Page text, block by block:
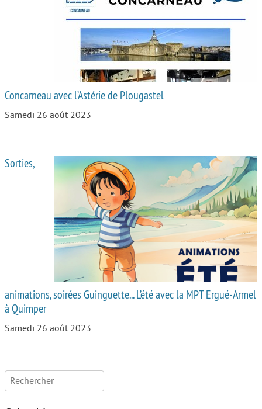
Concarneau avec l’Astérie de Plougastel
Samedi 26 août 2023
Sorties,
animations, soirées Guinguette... L’été avec la MPT Ergué-Armel
à Quimper
Samedi 26 août 2023
Rechercher :